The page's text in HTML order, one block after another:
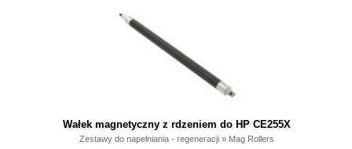
Wałek magnetyczny z rdzeniem do HP CE255X
Zestawy do napełniania - regeneracji» Mag Rollers